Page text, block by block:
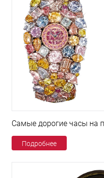
Самые дорогие часы на
Подробнее